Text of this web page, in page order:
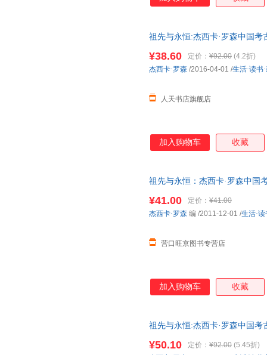
祖先与永恒:杰西卡·罗森中国考
¥38.60 定价： ¥92.00 (4.2折)
人天书店旗舰店
杰西卡·罗森 /2016-04-01 /生活·读书
加入购物车 收藏
祖先与永恒：杰西卡·罗森中国
¥41.00 定价： ¥41.00
营口旺京图书专营店
杰西卡·罗森 编 /2011-12-01 /生活·
加入购物车 收藏
祖先与永恒:杰西卡·罗森中国考
店铺优惠!
¥50.10 定价： ¥92.00 (5.45折)